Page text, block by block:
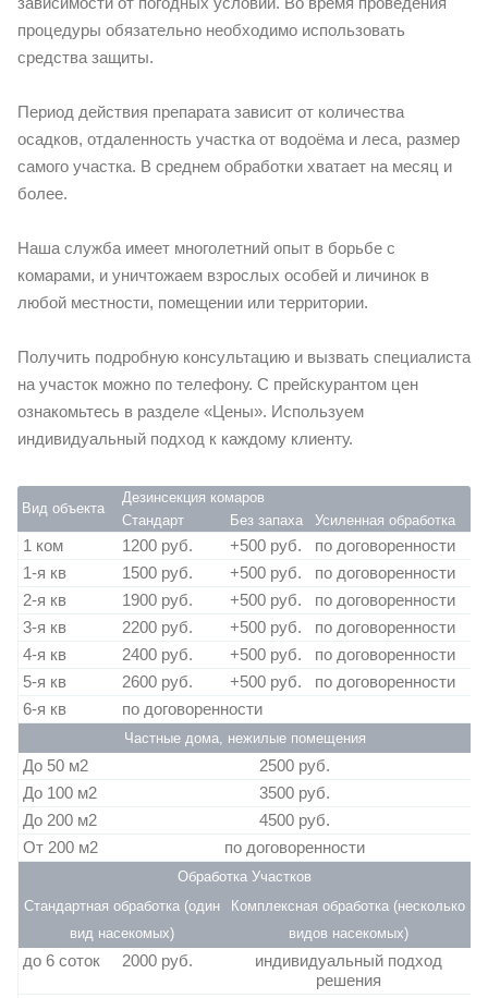
процедуры обязательно необходимо использовать
средства защиты.
Период действия препарата зависит от количества
осадков, отдаленность участка от водоёма и леса, размер
самого участка. В среднем обработки хватает на месяц и
более.
Наша служба имеет многолетний опыт в борьбе с
комарами, и уничтожаем взрослых особей и личинок в
любой местности, помещении или территории.
Получить подробную консультацию и вызвать специалиста
на участок можно по телефону. С прейскурантом цен
ознакомьтесь в разделе «Цены». Используем
индивидуальный подход к каждому клиенту.
Вид объекта
Дезинсекция комаров
Стандарт
Без запаха Усиленная обработка
1 ком 1200 руб. +500 руб.
по договоренности
1-я кв
1500 руб. +500 руб.
по договоренности
2-я кв
1900 руб. +500 руб.
по договоренности
3-я кв
2200 руб. +500 руб.
по договоренности
4-я кв
2400 руб. +500 руб.
по договоренности
5-я кв
2600 руб. +500 руб.
по договоренности
6-я кв
по договоренности
Частные дома, нежилые помещения
До 50 м2
2500 руб.
До 100 м2
3500 руб.
До 200 м2
4500 руб.
От 200 м2
по договоренности
Обработка Участков
Стандартная обработка (один
вид насекомых)
Комплексная обработка (несколько
видов насекомых)
до 6 соток 2000 руб.
индивидуальный подход
решения